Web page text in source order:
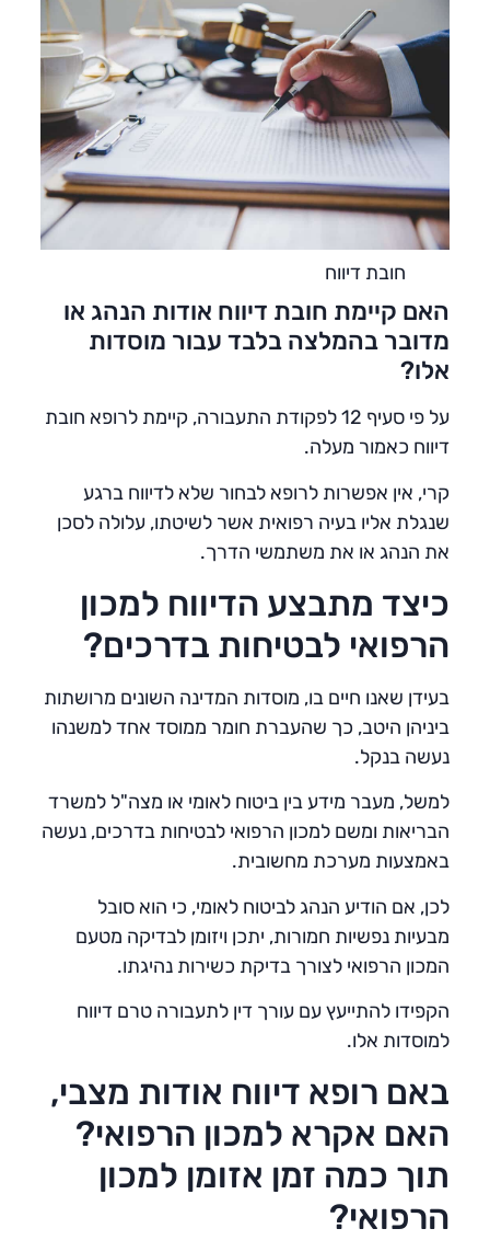
חובת דיווח
האם קיימת חובת דיווח אודות הנהג או
מדובר בהמלצה בלבד עבור מוסדות
אלו?
על פי סעיף 12 לפקודת התעבורה, קיימת לרופא חובת
דיווח כאמור מעלה.
קרי, אין אפשרות לרופא לבחור שלא לדיווח ברגע
שנגלת אליו בעיה רפואית אשר לשיטתו, עלולה לסכן
את הנהג או את משתמשי הדרך.
כיצד מתבצע הדיווח למכון
הרפואי לבטיחות בדרכים?
בעידן שאנו חיים בו, מוסדות המדינה השונים מרושתות
ביניהן היטב, כך שהעברת חומר ממוסד אחד למשנהו
נעשה בנקל.
למשל, מעבר מידע בין ביטוח לאומי או מצה"ל למשרד
הבריאות ומשם למכון הרפואי לבטיחות בדרכים, נעשה
באמצעות מערכת מחשובית.
לכן, אם הודיע הנהג לביטוח לאומי, כי הוא סובל
מבעיות נפשיות חמורות, יתכן ויזומן לבדיקה מטעם
המכון הרפואי לצורך בדיקת כשירות נהיגתו.
הקפידו להתייעץ עם עורך דין לתעבורה טרם דיווח
למוסדות אלו.
באם רופא דיווח אודות מצבי,
האם אקרא למכון הרפואי?
תוך כמה זמן אזומן למכון
הרפואי?